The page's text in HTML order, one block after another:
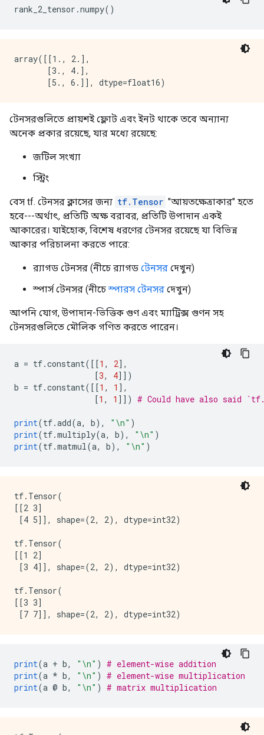
rank_2_tensor .numpy()
array([[1., 2.],
       [3., 4.],
টেনসরগুলিতে প্রায়শই ফ্লোট এবং ইনট থাকে তবে অন্যান্য
অনেক প্রকার রয়েছে, যার মধ্যে রয়েছে:
জটিল সংখ্যা
স্ট্রিং
বেস tf. টেনসর ক্লাসের জন্য tf.Tensor "আয়তক্ষেত্রাকার" হতে
হবে---অর্থাৎ, প্রতিটি অক্ষ বরাবর, প্রতিটি উপাদান একই
আকারের। যাইহোক, বিশেষ ধরণের টেনসর রয়েছে যা বিভিন্ন
আকার পরিচালনা করতে পারে:
র‌্যাগড টেনসর (নীচে র‌্যাগড টেনসর দেখুন)
স্পার্স টেনসর (নীচেস্পারস টেনসর দেখুন)
আপনি যোগ, উপাদান-ভিত্তিক গুণ এবং ম্যাট্রিক্স গুণন সহ
টেনসরগুলিতে মৌলিক গণিত করতে পারেন।
a = tf.constant([[1 , 2],
[3, 4]])
b = tf.constant([[1 , 1 ],
[1 , 1 ]]) # Could have also said
print(tf.add(a, b), "\n" )
print(tf.multiply(a, b), "\n" )
print(tf.matmul(a, b), "\n" )
tf.Tensor(
[[2 3]
[4 5]], shape=(2, 2), dtype=int32)
tf.Tensor(
[[1 2]
[3 4]], shape=(2, 2), dtype=int32)
tf.Tensor(
[[3 3]
print(a + b, "\n" ) # element-wise addition
print(a * b, "\n" ) # element-wise multiplication
print(a @ b, "\n" ) # matrix multiplication